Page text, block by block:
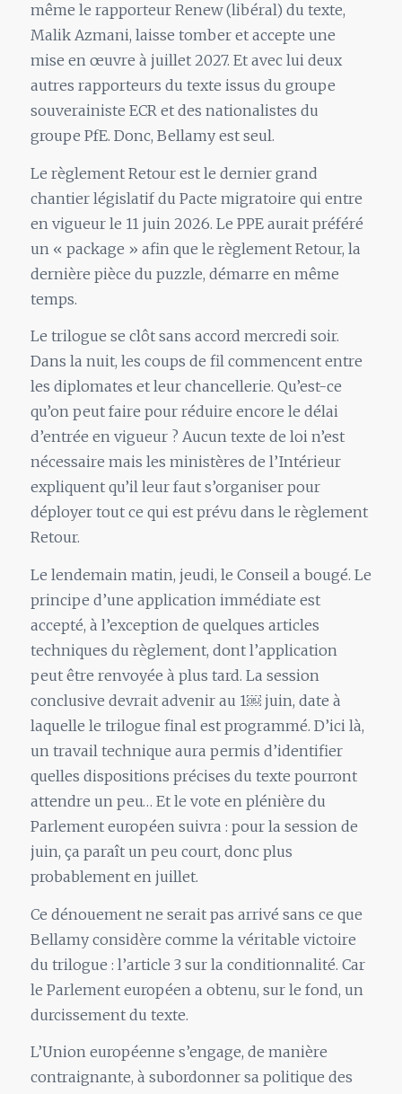
même le rapporteur Renew (libéral) du texte,
Malik Azmani, laisse tomber et accepte une
mise en œuvre à juillet 2027. Et avec lui deux
autres rapporteurs du texte issus du groupe
souverainiste ECR et des nationalistes du
groupe PfE. Donc, Bellamy est seul.
Le règlement Retour est le dernier grand
chantier législatif du Pacte migratoire qui entre
en vigueur le 11 juin 2026. Le PPE aurait préféré
un « package » afin que le règlement Retour, la
dernière pièce du puzzle, démarre en même
temps.
Le trilogue se clôt sans accord mercredi soir.
Dans la nuit, les coups de fil commencent entre
les diplomates et leur chancellerie. Qu’est-ce
qu’on peut faire pour réduire encore le délai
d’entrée en vigueur ? Aucun texte de loi n’est
nécessaire mais les ministères de l’Intérieur
expliquent qu’il leur faut s’organiser pour
déployer tout ce qui est prévu dans le règlement
Retour.
Le lendemain matin, jeudi, le Conseil a bougé. Le
principe d’une application immédiate est
accepté, à l’exception de quelques articles
techniques du règlement, dont l’application
peut être renvoyée à plus tard. La session
conclusive devrait advenir au 1￼ juin, date à
laquelle le trilogue final est programmé. D’ici là,
un travail technique aura permis d’identifier
quelles dispositions précises du texte pourront
attendre un peu… Et le vote en plénière du
Parlement européen suivra : pour la session de
juin, ça paraît un peu court, donc plus
probablement en juillet.
Ce dénouement ne serait pas arrivé sans ce que
Bellamy considère comme la véritable victoire
du trilogue : l’article 3 sur la conditionnalité. Car
le Parlement européen a obtenu, sur le fond, un
durcissement du texte.
L’Union européenne s’engage, de manière
contraignante, à subordonner sa politique des